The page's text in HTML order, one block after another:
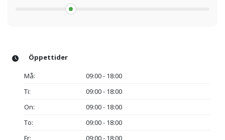
Öppettider
Må:
09:00 - 18:00
Ti:
09:00 - 18:00
On:
09:00 - 18:00
To:
09:00 - 18:00
Fr:
09:00 - 18:00